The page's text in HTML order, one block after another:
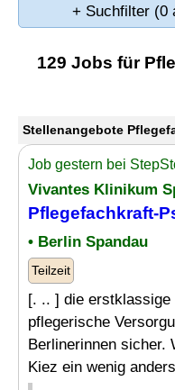
+ Suchfilter (0
129 Jobs für
Stellenangebote
Job gestern bei
Vivantes Klinikum
Pflegefachkraft-
• Berlin Spandau
Teilzeit
[. .. ] die erstklassige
pflegerische
Berlinerinnen sicher.
Kiez ein wenig